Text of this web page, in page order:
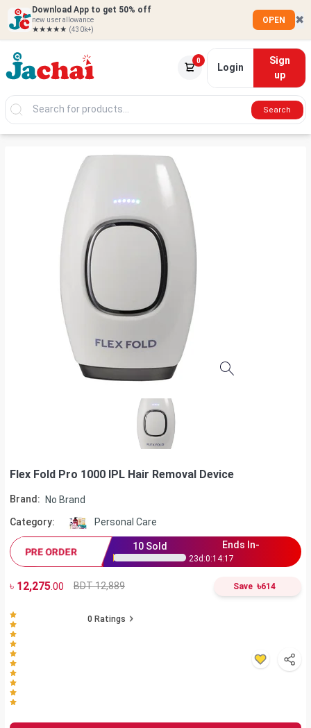
Download App to get 50% off
new user allowance
★★★★★ (430k+)
OPEN ✖
0
Login
Sign
up
Search
Flex Fold Pro 1000 IPL Hair Removal Device
Brand: No Brand
Category: Personal Care
PRE ORDER 10Sold Ends In-
23d:0:14:16
৳ 12,275.00 BDT 12,889 Save ৳614
0 Ratings